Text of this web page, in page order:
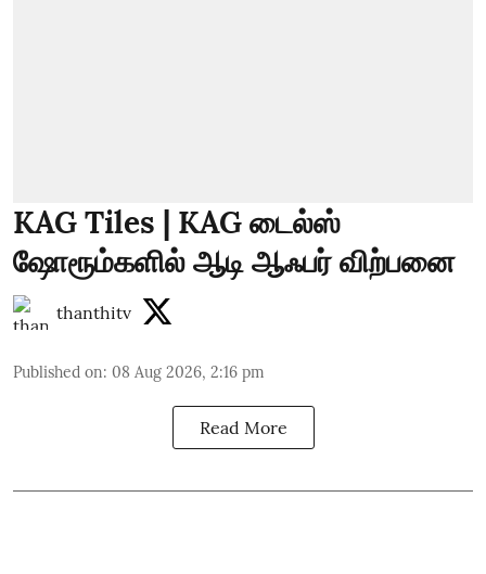
KAG Tiles | KAG டைல்ஸ்
ஷோரூம்களில் ஆடி ஆஃபர் விற்பனை
thanthitv
Published on: 08 Aug 2026, 2:16 pm
Read More